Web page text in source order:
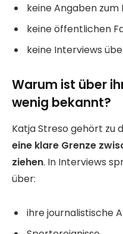
keine Angaben
keine öffentlichen
keine Interviews
Warum ist über
wenig bekannt?
Katja Streso gehört zu
eine klare Grenze
ziehen. In Interviews
über:
ihre journalistische